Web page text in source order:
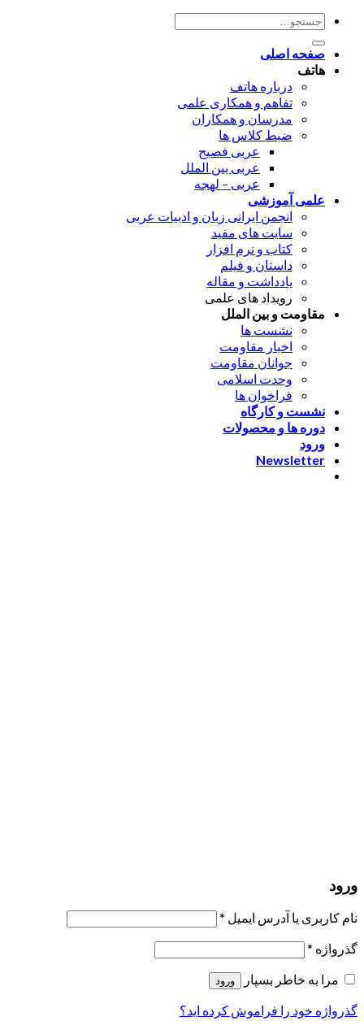
جستجو
برای:
صفحه اصلی
هاتف
درباره هاتف
تفاهم و همکاری علمی
مدرسان و همکاران
ضبط کلاس ها
عربی فصیح
عربی بین الملل
عربی – لهجه
علمی آموزشی
انجمن ایرانی زبان و ادبیات عربی
سایت های مفید
کتاب و نرم افزار
داستان و فیلم
یادداشت و مقاله
رویداد های علمی
مقاومت و بین الملل
نشست ها
اخبار مقاومت
جوانان مقاومت
وحدت اسلامی
فراخوان ها
نشست و کارگاه
دوره ها و محصولات
ورود
Newsletter
ورود
نام کاربری یا آدرس ایمیل *
گذرواژه *
مرا به خاطر بسپار
ورود
گذرواژه خود را فراموش کرده اید؟